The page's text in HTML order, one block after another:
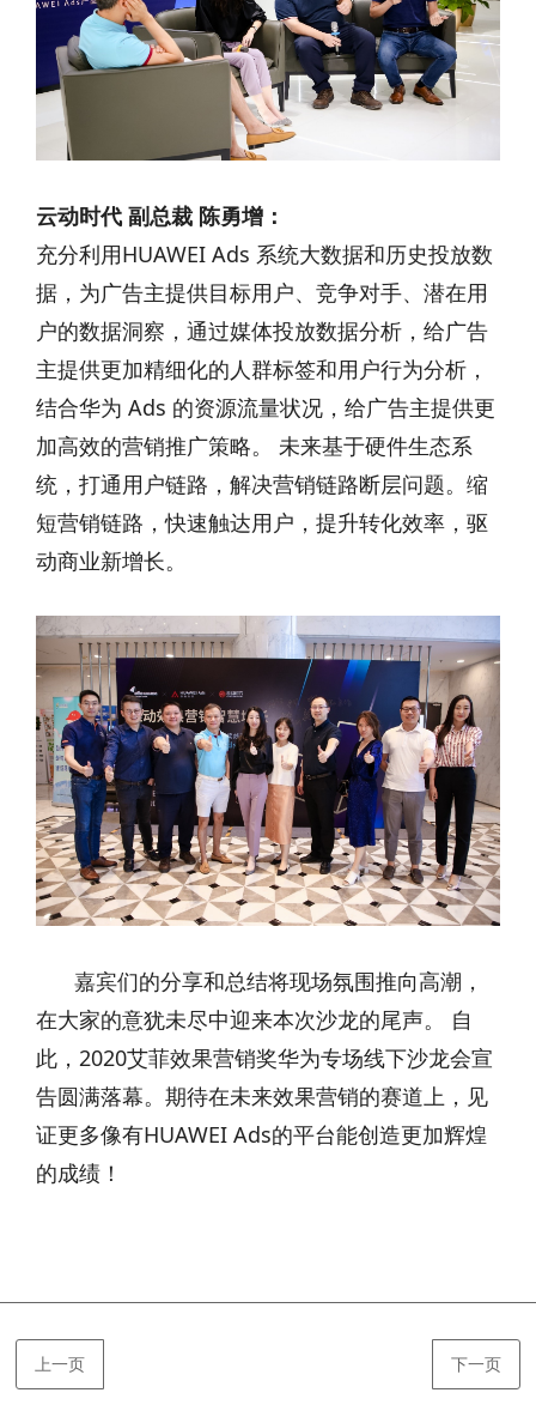
云动时代 副总裁 陈勇增：
充分利用HUAWEI Ads 系统大数据和历史投放数
据，为广告主提供目标用户、竞争对手、潜在用
户的数据洞察，通过媒体投放数据分析，给广告
主提供更加精细化的人群标签和用户行为分析，
结合华为 Ads 的资源流量状况，给广告主提供更
加高效的营销推广策略。 未来基于硬件生态系
统，打通用户链路，解决营销链路断层问题。缩
短营销链路，快速触达用户，提升转化效率，驱
动商业新增长。
嘉宾们的分享和总结将现场氛围推向高潮，
在大家的意犹未尽中迎来本次沙龙的尾声。 自
此，2020艾菲效果营销奖华为专场线下沙龙会宣
告圆满落幕。期待在未来效果营销的赛道上，见
证更多像有HUAWEI Ads的平台能创造更加辉煌
的成绩！
上一页 下一页